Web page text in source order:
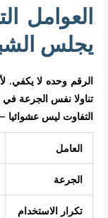
العوامل
يجلس
الرقم وحده لا
تناولا نفس الجرعة في
التفاوت ليس عشوائيا
العامل
الجرعة
تكرار الاستخدام